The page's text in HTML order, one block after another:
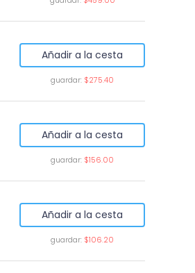
Añadir a la cesta
guardar: $275.40
Añadir a la cesta
guardar: $156.00
Añadir a la cesta
guardar: $106.20